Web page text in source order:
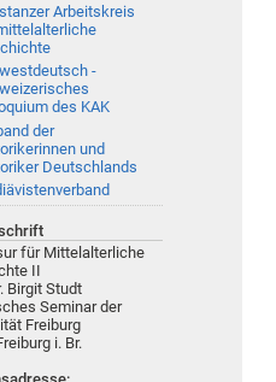
Arbeitskreis
-
des KAK
der
und
Deutschlands
für Mittelalterliche
II
Birgit Studt
Seminar der
Freiburg
i. Br.